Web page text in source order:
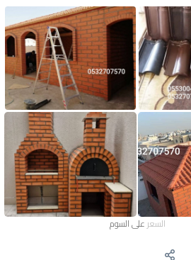
السعر على السوم